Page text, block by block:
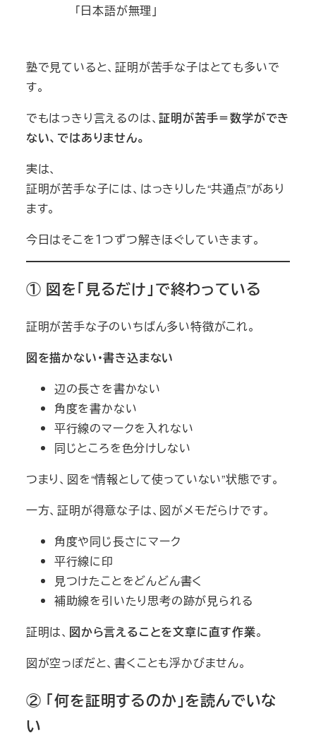
「日本語が無理」
塾で見ていると、証明が苦手な子はとても多いで
す。
でもはっきり言えるのは、証明が苦手＝数学ができ
ない、ではありません。
実は、
証明が苦手な子には、はっきりした“共通点”があり
ます。
今日はそこを１つずつ解きほぐしていきます。
① 図を「見るだけ」で終わっている
証明が苦手な子のいちばん多い特徴がこれ。
図を描かない・書き込まない
辺の長さを書かない
角度を書かない
平行線のマークを入れない
同じところを色分けしない
つまり、図を“情報として使っていない”状態です。
一方、証明が得意な子は、図がメモだらけです。
角度や同じ長さにマーク
平行線に印
見つけたことをどんどん書く
補助線を引いたり思考の跡が見られる
証明は、 図から言えることを文章に直す作業。
図が空っぽだと、書くことも浮かびません。
② 「何を証明するのか」を読んでいな
い